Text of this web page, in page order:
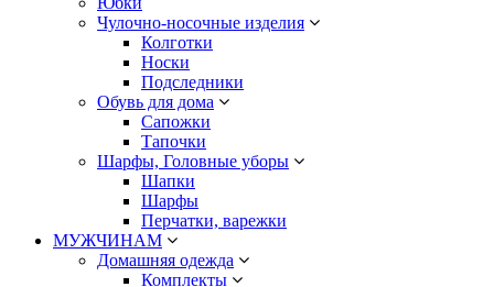
Чулочно-носочные изделия
Колготки
Носки
Подследники
Обувь для дома
Сапожки
Тапочки
Шарфы, Головные уборы
Шапки
Шарфы
Перчатки, варежки
МУЖЧИНАМ
Домашняя одежда
Комплекты